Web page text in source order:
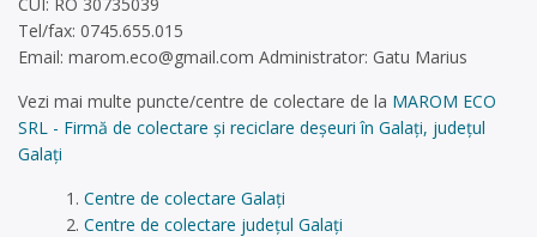
Tel/fax: 0745.655.015
Email: marom.eco@gmail.com Administrator: Gatu Marius
Vezi mai multe puncte/centre de colectare de la MAROM ECO
SRL - Firmă de colectare și reciclare deșeuri în Galați, județul
Galați
Centre de colectare Galați
Centre de colectare județul Galați